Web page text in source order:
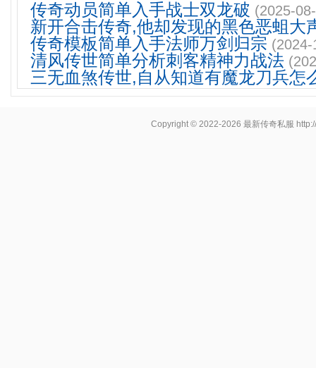
传奇动员简单入手战士双龙破 (2025-
新开合击传奇,他却发现的黑色恶蛆大
传奇模板简单入手法师万剑归宗
清风传世简单分析刺客精神力战法
三无血煞传世,自从知道有魔龙刀兵怎
Copyright © 2022-2026最新传奇私服